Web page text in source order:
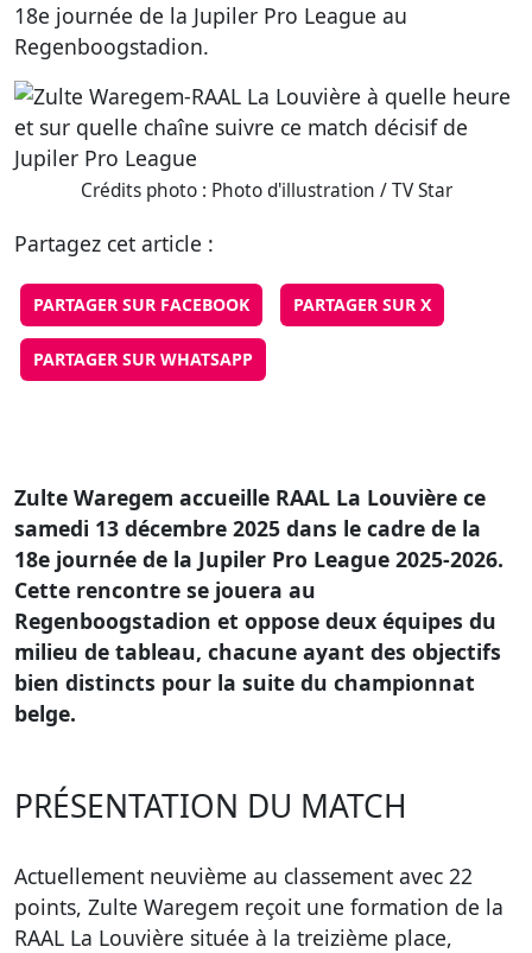
18e journée de la Jupiler Pro League au
Regenboogstadion.
Crédits photo : Photo d'illustration / TV Star
Partagez cet article :
PARTAGER SUR FACEBOOK PARTAGER SUR X
PARTAGER SUR WHATSAPP
Zulte Waregem accueille RAAL La Louvière ce
samedi 13 décembre 2025 dans le cadre de la
18e journée de la Jupiler Pro League 2025-2026.
Cette rencontre se jouera au
Regenboogstadion et oppose deux équipes du
milieu de tableau, chacune ayant des objectifs
bien distincts pour la suite du championnat
belge.
PRÉSENTATION DU MATCH
Actuellement neuvième au classement avec 22
points, Zulte Waregem reçoit une formation de la
RAAL La Louvière située à la treizième place,